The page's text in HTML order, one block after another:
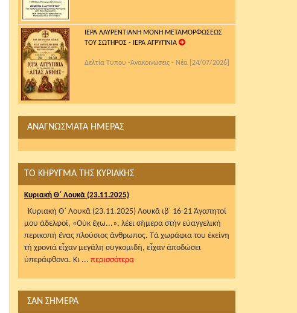
ΙΕΡΑ ΛΑΥΡΕΝΤΙΑΝΗ ΜΟΝΗ ΜΕΤΑΜΟΡΦΩΣΕΩΣ
ΤΟΥ ΣΩΤΗΡΟΣ - ΙΕΡΑ ΑΓΡΥΠΝΙΑ
Δελτία Τύπου -Ἀνακοινώσεις - Νέα [24/07/2026]
ΑΝΑΓΝΩΣΜΑΤΑ ΗΜΕΡΑΣ
ΤΟ ΚΗΡΥΓΜΑ ΤΗΣ ΚΥΡΙΑΚΗΣ
Κυριακή Θ΄ Λουκᾶ (23.11.2025)
Κυριακή Θ΄ Λουκᾶ (23.11.2025) Λουκᾶ ιβ΄ 16-21 Ἀγαπητοί
μου ἀδελφοί, «Οὐκ ἔχω...», λέει σήμερα στήν εὐαγγελική
περικοπή ἕνας πλούσιος ἄνθρωπος. Τά χωράφια του ἐκείνη
τή χρονιά εἶχαν μεγάλη συγκομιδή, εἶχαν ἀποδώσει
ὑπεράφθονα. Κι ... περισσότερα
ΣΑΝ ΣΗΜΕΡΑ